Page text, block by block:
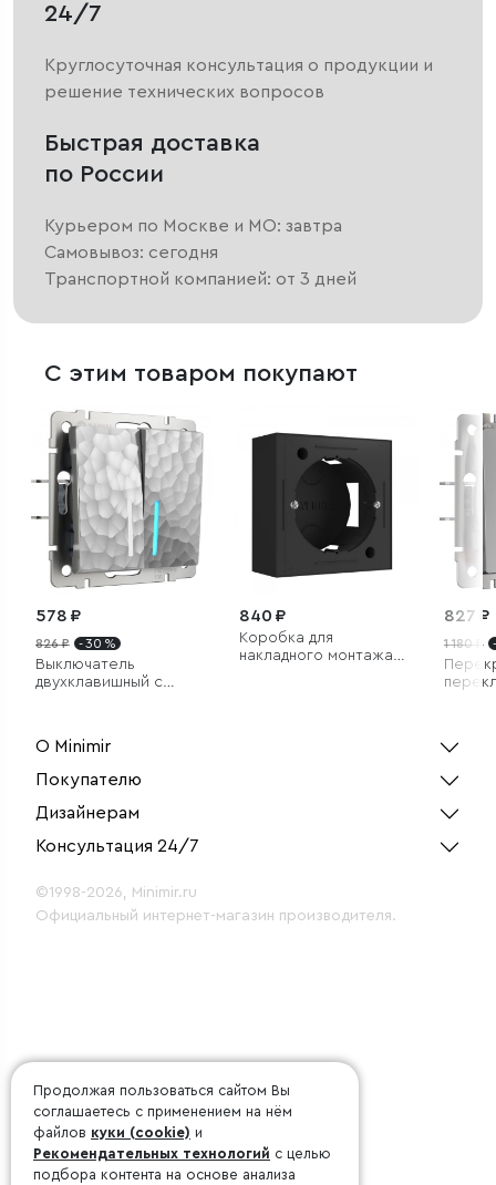
24/7
Круглосуточная консультация о продукции и
решение технических вопросов
Быстрая доставка
по России
Курьером по Москве и МО: завтра
Самовывоз: сегодня
Транспортной компанией: от 3 дней
С этим товаром покупают
578 ₽
826 ₽ - 30 %
Выключатель
двухклавишный с
840 ₽
Коробка для
накладного монтажа
827 ₽
1 180 ₽
О Minimir
Покупателю
Дизайнерам
Консультация 24/7
©1998-2026, Minimir.ru
Официальный интернет-магазин производителя.
Продолжая пользоваться сайтом Вы
соглашаетесь с применением на нём
файлов куки (cookie) и
Рекомендательных технологий с целью
подбора контента на основе анализа